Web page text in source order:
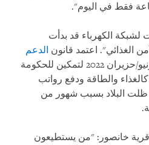
الكهرباء قد بدأت
الغذائي". اعتمد قانون الدعم
في يونيو/حزيران 2022 لتمكين للحكومة
كالغذاء والطاقة ودفع رواتب
البلاد بسبب شهور من
خانصور: "من يستطيعون